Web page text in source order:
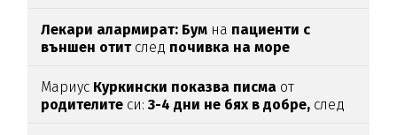
Лекари алармират: Бум на пациенти с
външен отитслед почивка на море
Мариус Куркински показва писма от
родителите си:3-4 дни не бях в добре, след